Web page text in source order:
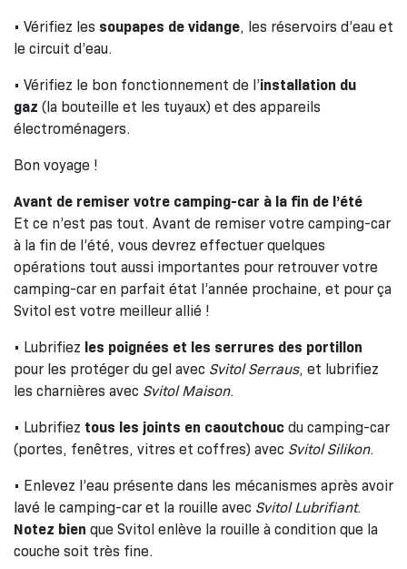
• Vérifiez les soupapes de vidange, les réservoirs d’eau et
le circuit d’eau.
• Vérifiez le bon fonctionnement de l’installation du
gaz (la bouteille et les tuyaux) et des appareils
électroménagers.
Bon voyage !
Avant de remiser votre camping-car à la fin de l’été
Et ce n’est pas tout. Avant de remiser votre camping-car
à la fin de l’été, vous devrez effectuer quelques
opérations tout aussi importantes pour retrouver votre
camping-car en parfait état l’année prochaine, et pour ça
Svitol est votre meilleur allié !
• Lubrifiez les poignées et les serrures des portillon
pour les protéger du gel avec Svitol Serraus, et lubrifiez
les charnières avec Svitol Maison.
• Lubrifiez tous les joints en caoutchouc du camping-car
(portes, fenêtres, vitres et coffres) avec Svitol Silikon.
• Enlevez l’eau présente dans les mécanismes après avoir
lavé le camping-car et la rouille avec Svitol Lubrifiant.
Notez bien que Svitol enlève la rouille à condition que la
couche soit très fine.